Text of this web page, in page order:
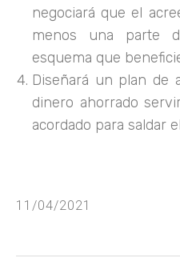
negociará que el
menos una parte
esquema que
Diseñará un plan de
dinero ahorrado
acordado para saldar
11/04/2021